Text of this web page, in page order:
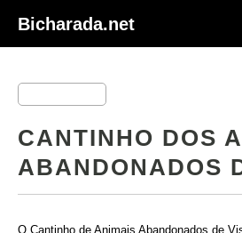
Bicharada.net
CANTINHO DOS
ABANDONADOS
O Cantinho de Animais Abandonados de